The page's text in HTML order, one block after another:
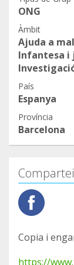
ONG
Àmbit
Ajuda a
Infantesa i
País
Espanya
Província
Barcelona
Copia i
https://